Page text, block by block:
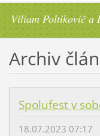
Viliam Poltikovič a
Archiv
Spolufest v
18.07.2023 07:17